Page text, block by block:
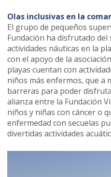
Olas inclusivas en la
El grupo de pequeños
Fundación ha disfrutado
actividades náuticas en la
con el apoyo de la
playas cuentan con
niños más enfermos, que a
barreras para poder
alianza entre la Fundación
niños y niñas con cáncer o
enfermedad con secuelas
divertidas actividades